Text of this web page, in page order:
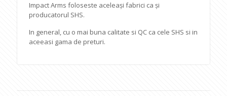
Impact Arms foloseste aceleași fabrici ca și
producatorul SHS.
In general, cu o mai buna calitate si QC ca cele SHS si in
aceeasi gama de preturi.